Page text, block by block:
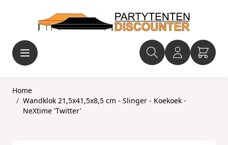
Home
/ Wandklok 21,5x41,5x8,5 cm - Slinger - Koekoek -
NeXtime 'Twitter'